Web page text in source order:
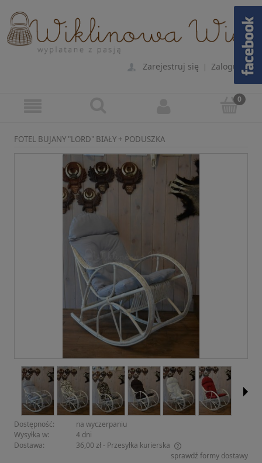
Zarejestruj się | Zaloguj się
FOTEL BUJANY "LORD" BIAŁY + PODUSZKA
Dostępność:
na wyczerpaniu
Wysyłka w:
4 dni
Dostawa:
36,00 zł- Przesyłka kurierska
Cena nie zawiera ewentualnych kosztów płatnościsprawdź formy dostawy